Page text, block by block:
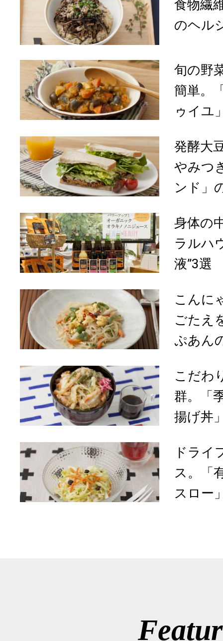
食物繊
のヘル
旬の野
簡単。
ゥイユ
発酵大
やみつ
ンド」
身体の
ラルハ
液”3選
こんに
ごたえ
ぷあん
こだわ
群。「
揚げ丼
ドライ
ス。「
スロー